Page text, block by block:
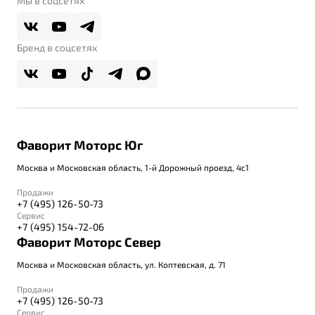
Реферальная программа
Правовая информация
Бренд в соцсетях
Фаворит Моторс Юг
Москва и Московская область, 1-й Дорожный проезд, 4с1
Продажи
+7 (495) 126-50-73
Сервис
+7 (495) 154-72-06
Фаворит Моторс Север
Москва и Московская область, ул. Коптевская, д. 71
Продажи
+7 (495) 126-50-73
Сервис